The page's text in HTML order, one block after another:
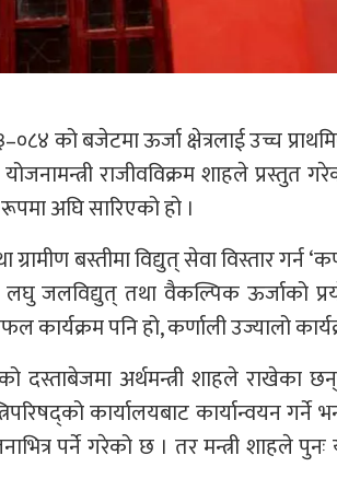
को बजेटमा ऊर्जा क्षेत्रलाई उच्च
राजीवविक्रम शाहले प्रस्तुत
अघि सारिएको हो ।
बस्तीमा विद्युत् सेवा विस्तार गर्न
जलविद्युत् तथा वैकल्पिक ऊर्जाको
पनि हो, कर्णाली उज्यालो
दस्ताबेजमा अर्थमन्त्री शाहले राखेका
कार्यालयबाट कार्यान्वयन
पर्ने गरेको छ । तर मन्त्री शाहले पुनः